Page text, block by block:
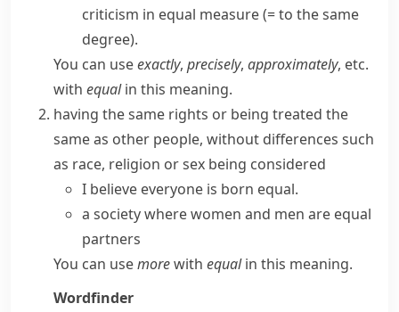
criticism in equal measure(= to the same
degree).
You can useexactly, precisely, approximately, etc.
with equalin this meaning.
having the same rights or being treated the
same as other people, without differences such
as race, religion or sex being considered
I believe everyone is born equal.
a society where women and men are equal
partners
You can usemorewith equalin this meaning.
Wordfinder